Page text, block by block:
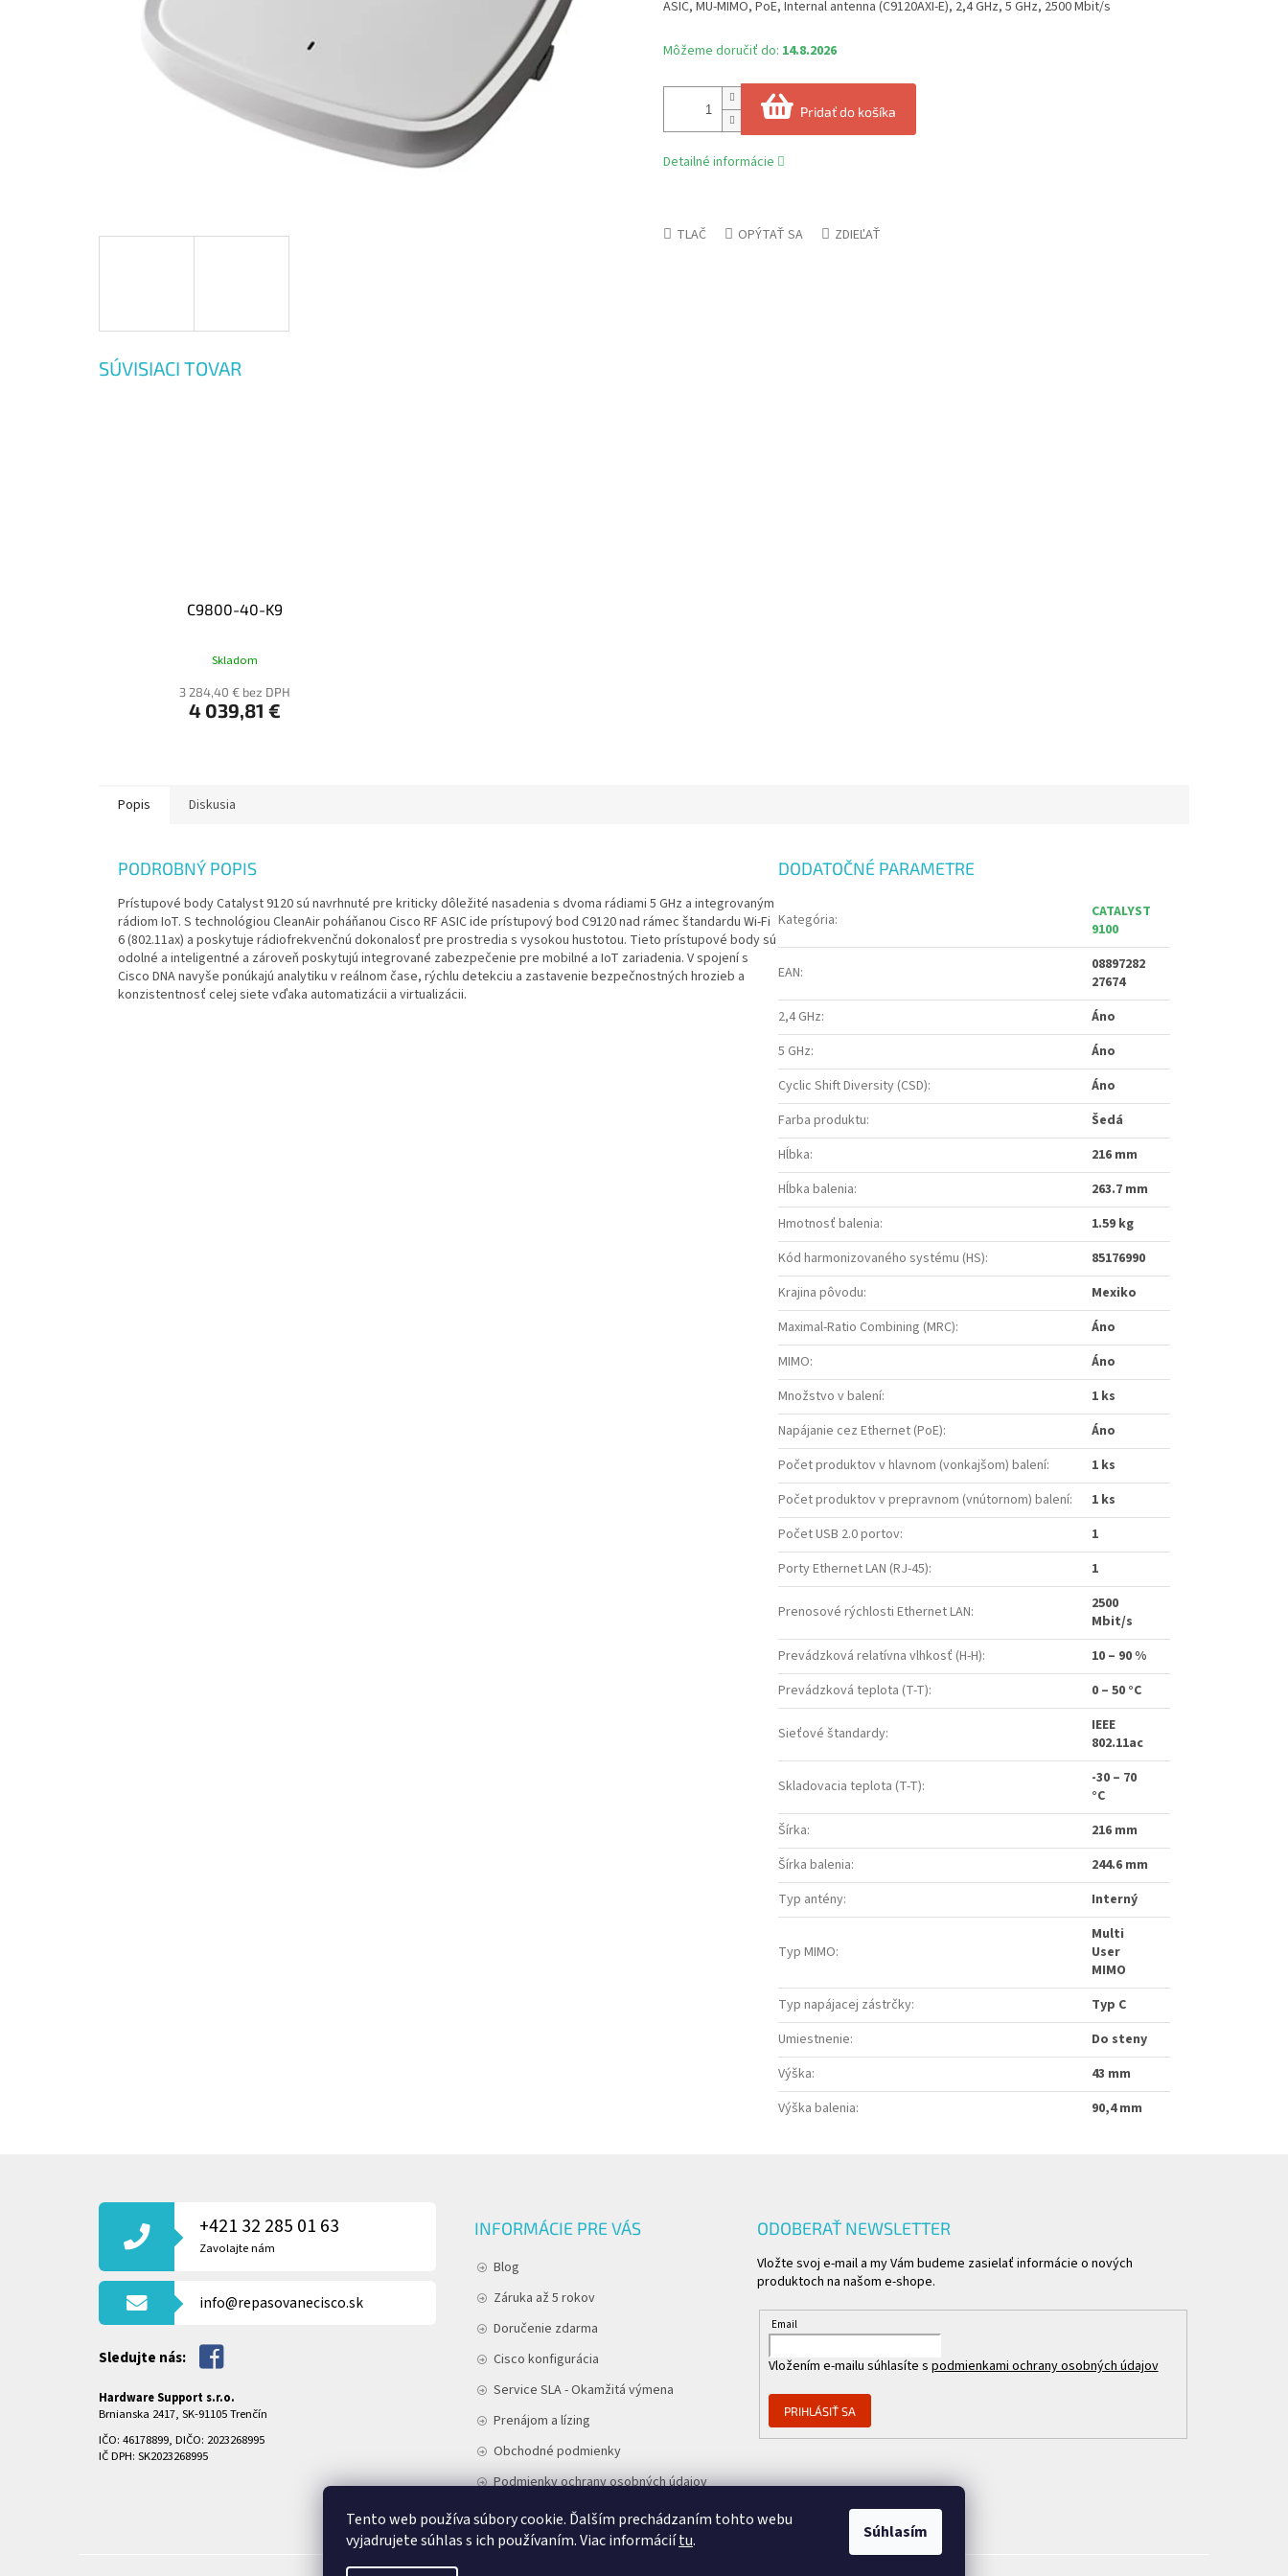
Tento web používa súbory cookie. Ďalším prechádzaním tohto webu
vyjadrujete súhlas s ich používaním. Viac informáciítu. Súhlasím
Môžeme doručiť do: 14.8.2026
Pridať do košíka
ASIC, MU-MIMO, PoE, Internal antenna (C9120AXI-E), 2,4 GHz, 5 GHz, 2500 Mbit/s
Detailné informácie
TLAČ OPÝTAŤ SA ZDIEĽAŤ
SÚVISIACI TOVAR
C9800-40-K9
Skladom
3 284,40 € bez DPH
4 039,81 €
Popis Diskusia
PODROBNÝ POPIS
Prístupové body Catalyst 9120 sú navrhnuté pre kriticky dôležité nasadenia s dvoma rádiami 5 GHz a integrovaným
rádiom IoT. S technológiou CleanAir poháňanou Cisco RF ASIC ide prístupový bod C9120 nad rámec štandardu Wi-Fi
6 (802.11ax) a poskytuje rádiofrekvenčnú dokonalosť pre prostredia s vysokou hustotou. Tieto prístupové body sú
odolné a inteligentné a zároveň poskytujú integrované zabezpečenie pre mobilné a IoT zariadenia. V spojení s
Cisco DNA navyše ponúkajú analytiku v reálnom čase, rýchlu detekciu a zastavenie bezpečnostných hrozieb a
konzistentnosť celej siete vďaka automatizácii a virtualizácii.
DODATOČNÉ PARAMETRE
Kategória:
CATALYST
9100
EAN:
08897282
27674
2,4 GHz:
Áno
5 GHz:
Áno
Cyclic Shift Diversity (CSD):
Áno
Farba produktu:
Šedá
Hĺbka:
216 mm
Hĺbka balenia:
263.7 mm
Hmotnosť balenia:
1.59 kg
Kód harmonizovaného systému (HS):
85176990
Krajina pôvodu:
Mexiko
Maximal-Ratio Combining (MRC):
Áno
MIMO:
Áno
Množstvo v balení:
1 ks
Napájanie cez Ethernet (PoE):
Áno
Počet produktov v hlavnom (vonkajšom) balení:
1 ks
Počet produktov v prepravnom (vnútornom) balení:
1 ks
Počet USB 2.0 portov:
1
Porty Ethernet LAN (RJ-45): 1
Prenosové rýchlosti Ethernet LAN:
2500
Mbit/s
Prevádzková relatívna vlhkosť (H-H):
10 – 90 %
Prevádzková teplota (T-T): 0 – 50 °C
Sieťové štandardy:
IEEE
802.11ac
Skladovacia teplota (T-T):
-30 – 70
°C
Šírka:
216 mm
Šírka balenia:
244.6 mm
Typ antény: Interný
Typ MIMO:
Multi
User
MIMO
Typ napájacej zástrčky:
Typ C
Umiestnenie:
Do steny
Výška:
43 mm
Výška balenia: 90,4 mm
+421 32 285 01 63
Zavolajte nám
info@repasovanecisco.sk
Sledujte nás:
Hardware Support s.r.o.
Brnianska 2417, SK-91105 Trenčín
IČO: 46178899, DIČO: 2023268995
IČ DPH: SK2023268995
INFORMÁCIE PRE VÁS
Blog
Záruka až 5 rokov
Doručenie zdarma
Cisco konfigurácia
Service SLA - Okamžitá výmena
Prenájom a lízing
Obchodné podmienky
Podmienky ochrany osobných údajov
Kontakt
ODOBERAŤ NEWSLETTER
Vložte svoj e-mail a my Vám budeme zasielať informácie o nových
produktoch na našom e-shope.
Email
Vložením e-mailu súhlasíte s podmienkami ochrany osobných údajov
PRIHLÁSIŤ SA